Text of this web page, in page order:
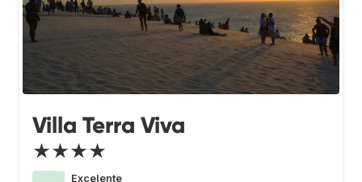
Villa Terra Viva
★★★★
Excelente